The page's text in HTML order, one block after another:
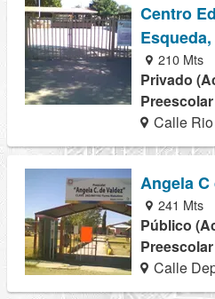
Centro
210 Mts
Privado
Calle
Angela C
241 Mts
Público
Calle